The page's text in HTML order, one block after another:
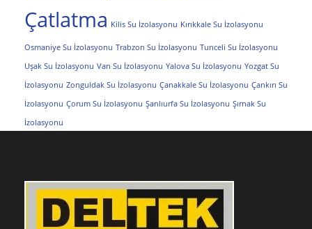
Çatlatma Kilis Su İzolasyonu Kırıkkale Su İzolasyonu
Osmaniye Su İzolasyonu Trabzon Su İzolasyonu Tunceli Su İzolasyonu
Uşak Su İzolasyonu Van Su İzolasyonu Yalova Su İzolasyonu Yozgat Su
İzolasyonu Zonguldak Su İzolasyonu Çanakkale Su İzolasyonu Çankırı Su
İzolasyonu Çorum Su İzolasyonu Şanlıurfa Su İzolasyonu Şırnak Su
İzolasyonu